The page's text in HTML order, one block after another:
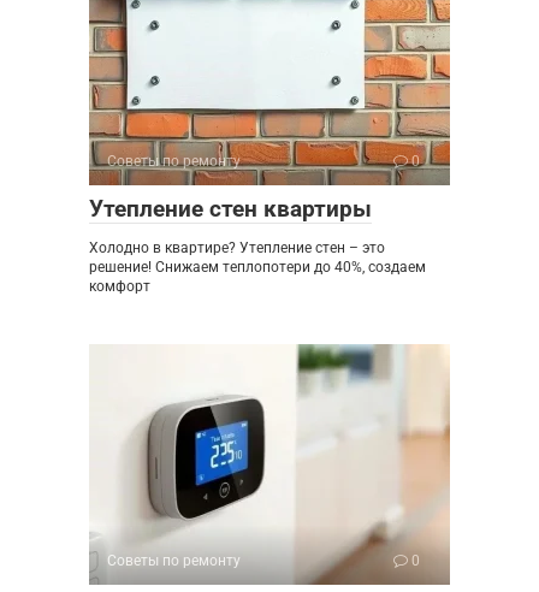
Советы по ремонту 0
Утепление стен квартиры
Холодно в квартире? Утепление стен – это
решение! Снижаем теплопотери до 40%, создаем
комфорт
Советы по ремонту 0